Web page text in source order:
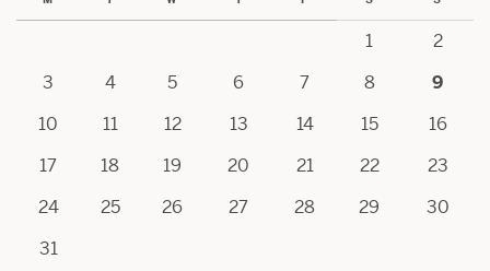
1
2
3
4 5 6 7 8
9
10
11 12 13 14 15
16
17
18 19 20 21 22
23
24
25 26 27 28 29
30
31